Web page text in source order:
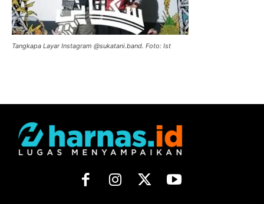
Tangkapa Layar Instagram @sukatani.band. Foto: Ist